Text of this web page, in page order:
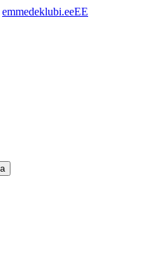
emmedeklubi.eeEE